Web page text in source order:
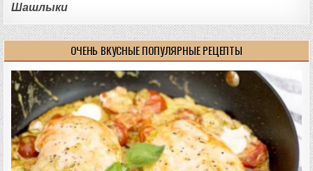
Шашлыки
ОЧЕНЬ ВКУСНЫЕ ПОПУЛЯРНЫЕ РЕЦЕПТЫ